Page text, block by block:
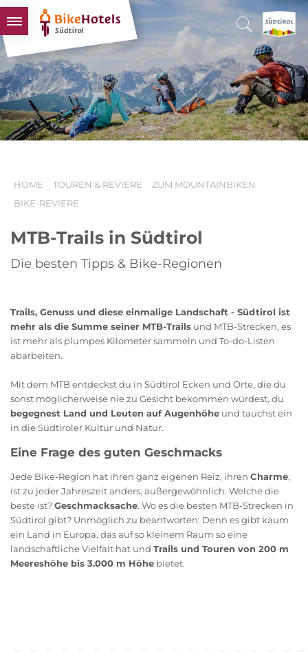
BIKEHOTELS
HOTELS & PAKETE
TOUREN & REVIERE
SÜDTIROL & WIR
HOME TOUREN & REVIERE
ZUM MOUNTAINBIKEN
BIKE-REVIERE
MTB-Trails in Südtirol
Die besten Tipps & Bike-Regionen
Trails, Genuss und diese einmalige Landschaft - Südtirol ist
mehr als die Summe seiner MTB-Trails und MTB-Strecken, es
ist mehr als plumpes Kilometer sammeln und To-do-Listen
abarbeiten.
Mit dem MTB entdeckst du in Südtirol Ecken und Orte, die du
sonst möglicherweise nie zu Gesicht bekommen würdest, du
begegnest Land und Leuten auf Augenhöhe und tauchst ein
in die Südtiroler Kultur und Natur.
Eine Frage des guten Geschmacks
Jede Bike-Region hat ihren ganz eigenen Reiz, ihren Charme,
ist zu jeder Jahreszeit anders, außergewöhnlich. Welche die
beste ist?Geschmacksache. Wo es die besten MTB-Strecken in
Südtirol gibt? Unmöglich zu beantworten: Denn es gibt kaum
ein Land in Europa, das auf so kleinem Raum so eine
landschaftliche Vielfalt hat und Trails und Touren von 200 m
Meereshöhe bis 3.000 m Höhe bietet.